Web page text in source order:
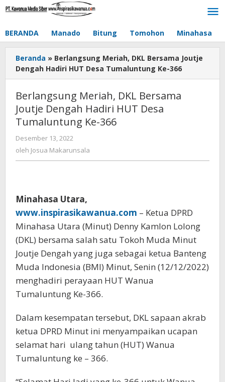
Lewati
BERANDA Manado Bitung Tomohon Minahasa
Beranda » Berlangsung Meriah, DKL Bersama Joutje
Dengah Hadiri HUT Desa Tumaluntung Ke-366
Berlangsung Meriah, DKL Bersama
Joutje Dengah Hadiri HUT Desa
Tumaluntung Ke-366
Desember 13, 2022
Josua
oleh Josua Makarunsala
Minahasa Utara,
www.inspirasikawanua.com – Ketua DPRD
Minahasa Utara (Minut) Denny Kamlon Lolong
(DKL) bersama salah satu Tokoh Muda Minut
Joutje Dengah yang juga sebagai ketua Banteng
Muda Indonesia (BMI) Minut, Senin (12/12/2022)
menghadiri perayaan HUT Wanua
Tumaluntung Ke-366.
Dalam kesempatan tersebut, DKL sapaan akrab
ketua DPRD Minut ini menyampaikan ucapan
selamat hari ulang tahun (HUT) Wanua
Tumaluntung ke – 366.